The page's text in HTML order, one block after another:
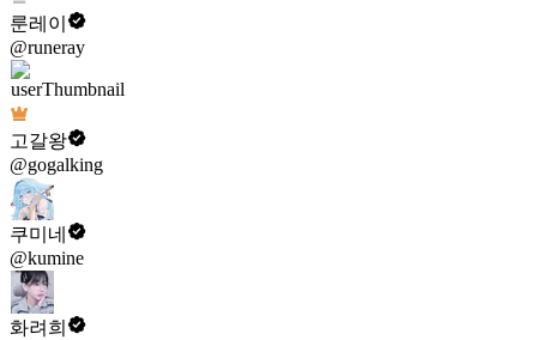
룬레이
@runeray
고갈왕
@gogalking
쿠미네
@kumine
화려희